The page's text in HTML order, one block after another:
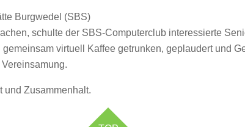
Burgwedel (SBS)
schulte der SBS-Computerclub interessierte
virtuell Kaffee getrunken, geplaudert und
und Zusammenhalt.